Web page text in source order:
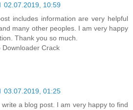
02.07.2019, 10:59
includes information are very helpful
many other peoples. I am very happy
Thank you so much.
Downloader Crack
03.07.2019, 01:25
a blog post. I am very happy to find